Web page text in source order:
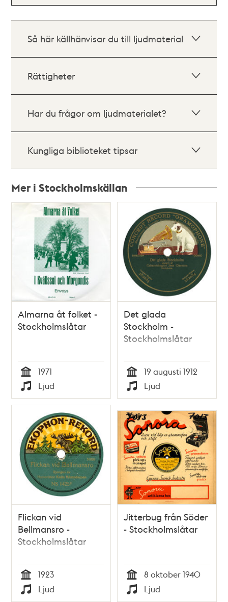
Så här källhänvisar du till ljudmaterial
Rättigheter
Har du frågor om ljudmaterialet?
Kungliga biblioteket tipsar
Mer i Stockholmskällan
Relaterade
Almarna åt folket -
Stockholmslåtar
Tid
1971
Typ
Ljud
Det glada
Stockholm -
Stockholmslåtar
Tid
19 augusti 1912
Typ
Ljud
Flickan vid
Bellmansro -
Stockholmslåtar
Tid
1923
Ljud
Jitterbug från Söder
- Stockholmslåtar
Tid
8 oktober 1940
Ljud